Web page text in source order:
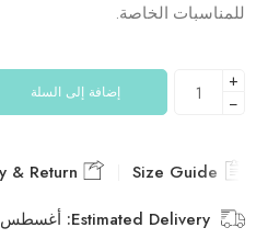
للمناسبات الخاصة.
+
−
إضافة إلى السلة
Estimated Delivery: أغسطس 12 – أغسطس 16